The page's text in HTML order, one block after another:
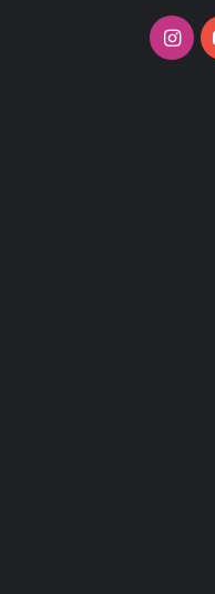
‫YouTubeانستقرام